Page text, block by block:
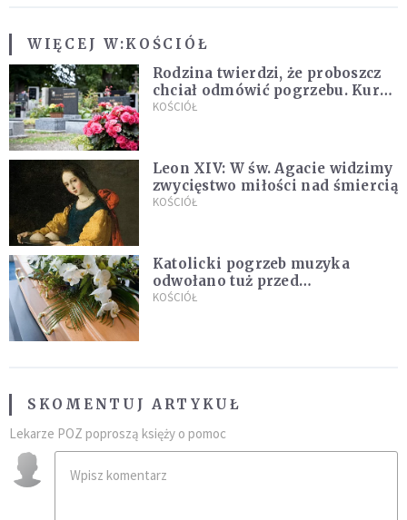
WIĘCEJ W:KOŚCIÓŁ
Rodzina twierdzi, że proboszcz
chciał odmówić pogrzebu. Kuria
zapowiada wyjaśnienia
KOŚCIÓŁ
Leon XIV: W św. Agacie widzimy
zwycięstwo miłości nad śmiercią
KOŚCIÓŁ
Katolicki pogrzeb muzyka
odwołano tuż przed
uroczystością. Powodem była
KOŚCIÓŁ
SKOMENTUJ ARTYKUŁ
Lekarze POZ poproszą księży o pomoc